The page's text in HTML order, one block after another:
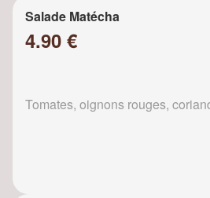
Salade Matécha
4.90 €
Tomates, oignons rouges,